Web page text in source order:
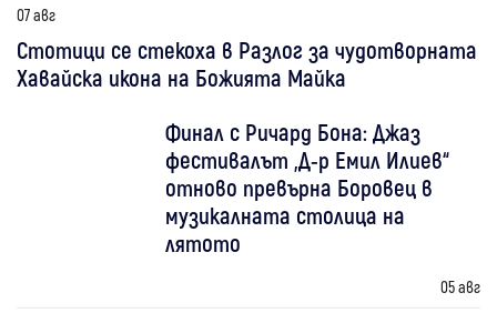
07 авг
Стотици се стекоха в Разлог за чудотворната
Хавайска икона на Божията Майка
Финал с Ричард Бона: Джаз
фестивалът „Д-р Емил Илиев“
отново превърна Боровец в
музикалната столица на
лятото
05 авг